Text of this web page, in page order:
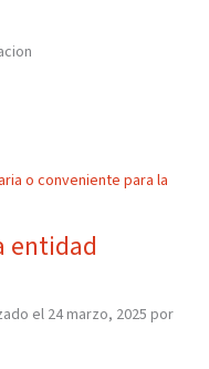
entidad
el 24 marzo, 2025 por